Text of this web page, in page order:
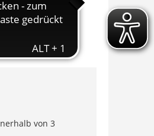
AC
von 3